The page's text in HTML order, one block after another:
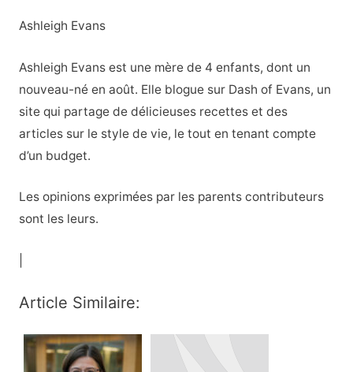
Ashleigh Evans
Ashleigh Evans est une mère de 4 enfants, dont un
nouveau-né en août. Elle blogue sur Dash of Evans, un
site qui partage de délicieuses recettes et des
articles sur le style de vie, le tout en tenant compte
d’un budget.
Les opinions exprimées par les parents contributeurs
sont les leurs.
Article Similaire: